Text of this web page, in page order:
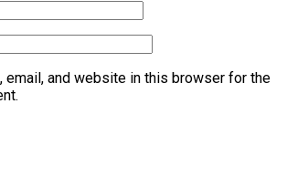
email, and website in this browser for the